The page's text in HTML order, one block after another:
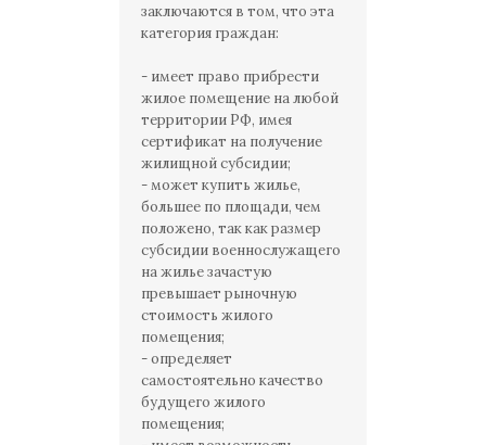
заключаются в том, что эта
категория граждан:
- имеет право прибрести
жилое помещение на любой
территории РФ, имея
сертификат на получение
жилищной субсидии;
- может купить жилье,
большее по площади, чем
положено, так как размер
субсидии военнослужащего
на жилье зачастую
превышает рыночную
стоимость жилого
помещения;
- определяет
самостоятельно качество
будущего жилого
помещения;